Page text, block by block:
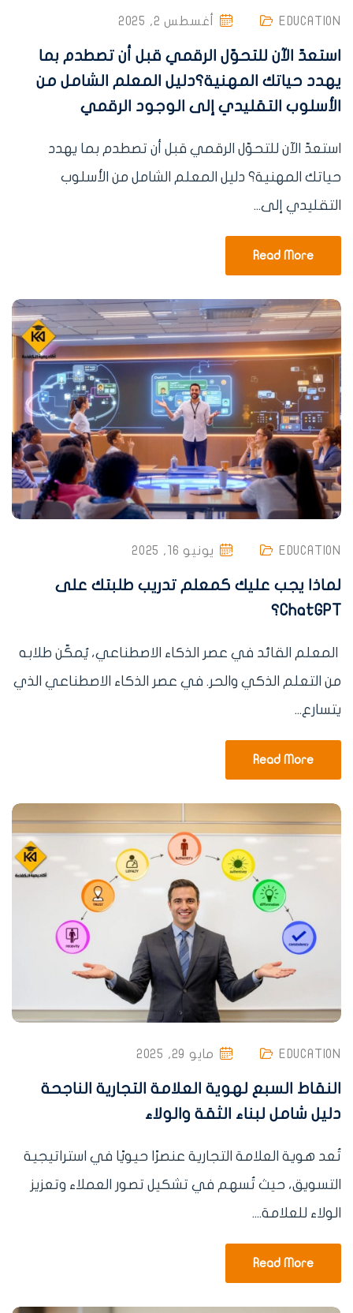
EDUCATION أغسطس 2, 2025
استعدّ الآن للتحوّل الرقمي قبل أن تصطدم بما
يهدد حياتك المهنية؟دليل المعلم الشامل من
الأسلوب التقليدي إلى الوجود الرقمي
استعدّ الآن للتحوّل الرقمي قبل أن تصطدم بما يهدد
حياتك المهنية؟ دليل المعلم الشامل من الأسلوب
التقليدي إلى...
Read More
EDUCATION يونيو 16, 2025
لماذا يجب عليك كمعلم تدريب طلبتك على
ChatGPT؟
المعلم القائد في عصر الذكاء الاصطناعي، يُمكّن طلابه
من التعلم الذكي والحر. في عصر الذكاء الاصطناعي الذي
يتسارع...
Read More
EDUCATION مايو 29, 2025
النقاط السبع لهوية العلامة التجارية الناجحة
دليل شامل لبناء الثقة والولاء
تُعد هوية العلامة التجارية عنصرًا حيويًا في استراتيجية
التسويق، حيث تُسهم في تشكيل تصور العملاء وتعزيز
الولاء للعلامة....
Read More